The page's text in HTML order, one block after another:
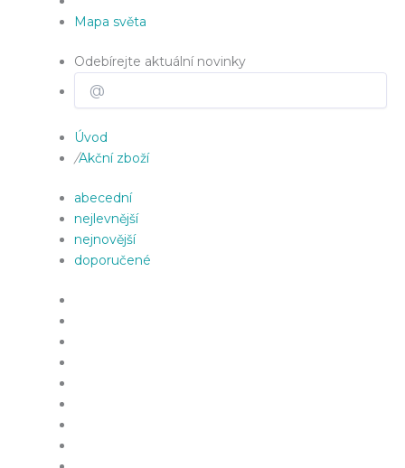
Mapa světa
Odebírejte aktuální novinky
Úvod
/Akční zboží
abecední
nejlevnější
nejnovější
doporučené